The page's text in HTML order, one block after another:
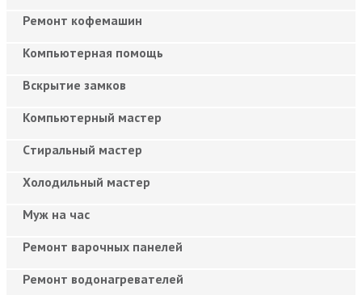
Ремонт кофемашин
Компьютерная помощь
Вскрытие замков
Компьютерный мастер
Cтиральный мастер
Холодильный мастер
Муж на час
Ремонт варочных панелей
Ремонт водонагревателей